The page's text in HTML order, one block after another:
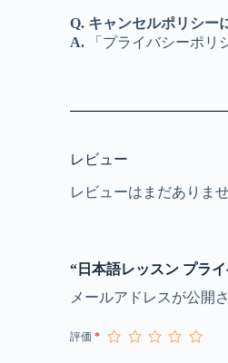
Q. キャンセルポリシー
A.
「プライバシーポ
レビュー
レビューはまだありませ
“日本語レッスン プラ
メールアドレスが公開
評価*